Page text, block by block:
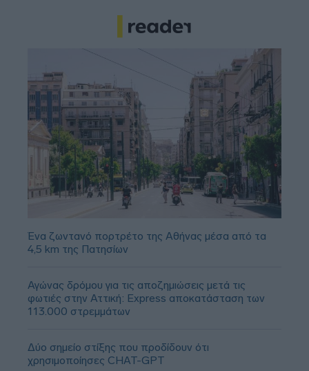
Ένα ζωντανό πορτρέτο της Αθήνας μέσα από τα
4,5 km της Πατησίων
Αγώνας δρόμου για τις αποζημιώσεις μετά τις
φωτιές στην Αττική: Express αποκατάσταση των
113.000 στρεμμάτων
Δύο σημείο στίξης που προδίδουν ότι
χρησιμοποίησες CHAT-GPT